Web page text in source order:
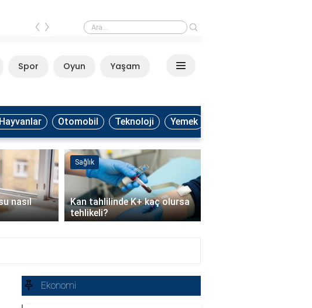
Kaşar peyniri hangi vitamin ve mineraller açısından zengindir?
‹ ›
Spor Oyun Yaşam
Otomobil Teknoloji Yemek
nasıl
Sağlık
Kan tahlilinde K+ kaç olursa
tehlikeli?
Ekonomi